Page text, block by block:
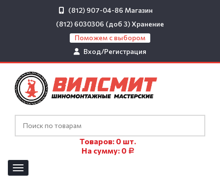
(812) 907-04-86 Магазин
(812) 6030306 (доб 3)Хранение
Поможем с выбором
Вход/Регистрация
Товаров: 0 шт.
На сумму: 0 Р